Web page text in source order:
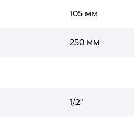
105 мм
250 мм
1/2"